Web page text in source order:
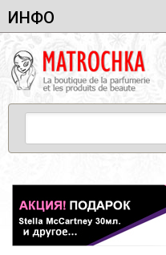
ИНФО